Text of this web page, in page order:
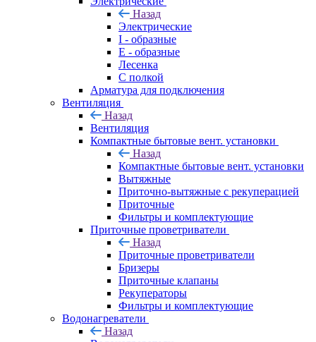
Назад
Электрические
I - образные
E - образные
Лесенка
С полкой
Арматура для подключения
Вентиляция
Назад
Вентиляция
Компактные бытовые вент. установки
Назад
Компактные бытовые вент. установки
Вытяжные
Приточно-вытяжные с рекуперацией
Приточные
Фильтры и комплектующие
Приточные проветриватели
Назад
Приточные проветриватели
Бризеры
Приточные клапаны
Рекуператоры
Фильтры и комплектующие
Водонагреватели
Назад